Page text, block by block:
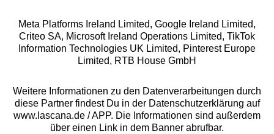
Alle Preise inkl. MwSt., zzgl.
Versandkosten
** Bonität vorausgesetzt, berechtigt zur Bonitätsprüfung
Meta Platforms Ireland Limited, Google Ireland Limited,
Criteo SA, Microsoft Ireland Operations Limited, TikTok
Information Technologies UK Limited, Pinterest Europe
Limited, RTB House GmbH
Weitere Informationen zu den Datenverarbeitungen durch
diese Partner findest Du in der Datenschutzerklärung auf
www.lascana.de / APP. Die Informationen sind außerdem
über einen Link in dem Banner abrufbar.